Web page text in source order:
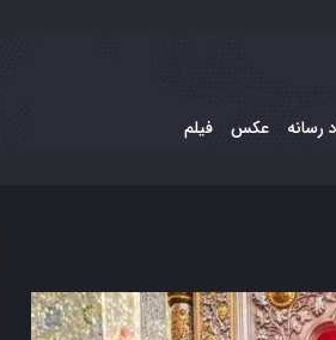
رسانه عکس فیلم